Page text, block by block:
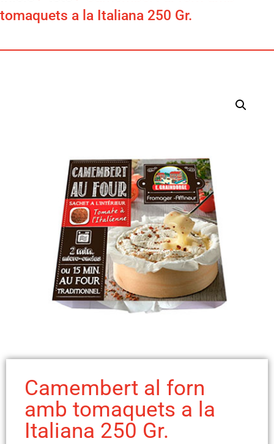
tomaquets a la Italiana 250 Gr.
Camembert al forn
amb tomaquets a la
Italiana 250 Gr.